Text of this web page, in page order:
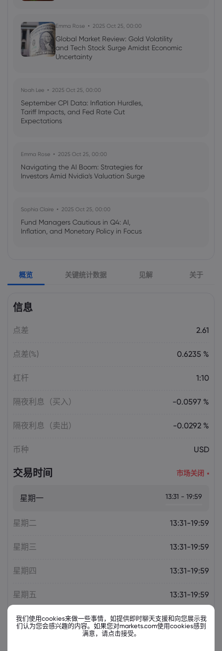
UK CPI data due
Shares Indices Forex Commodities
Emma Rose 2025 Oct 25, 00:00
Global Market Review: Gold Volatility
and Tech Stock Surge Amidst Economic
Uncertainty
Noah Lee 2025 Oct 25, 00:00
September CPI Data: Inflation Hurdles,
Tariff Impacts, and Fed Rate Cut
Expectations
Emma Rose 2025 Oct 25, 00:00
Navigating the AI Boom: Strategies for
Investors Amid Nvidia's Valuation Surge
Sophia Claire 2025 Oct 25, 00:00
Fund Managers Cautious in Q4: AI,
Inflation, and Monetary Policy in Focus
US Government Shutdown Threatens
October Inflation Data Release
US-EU Relations: Russia Sanctions Unite
Emma Rose
Overheating, U.S. Trade Policy Risk
概览 关键统计数据 见解 关于
信息
点差 2.61
点差(%) 0.6235 %
杠杆 1:10
隔夜利息（买入） -0.0597 %
隔夜利息（卖出） -0.0292 %
币种 USD
交易时间 市场关闭
星期一 13:31 - 19:59
星期二 13:31-19:59
星期三 13:31-19:59
星期四 13:31-19:59
星期五 13:31-19:59
我们使用cookies来做一些事情，如提供即时聊天支援和向您展示我
们认为您会感兴趣的内容。如果您对markets.com使用cookies感到
满意，请点击接受。